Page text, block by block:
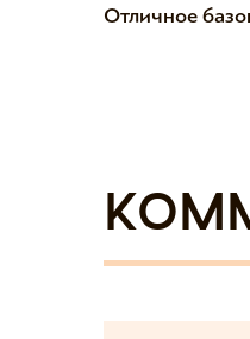
Отличное